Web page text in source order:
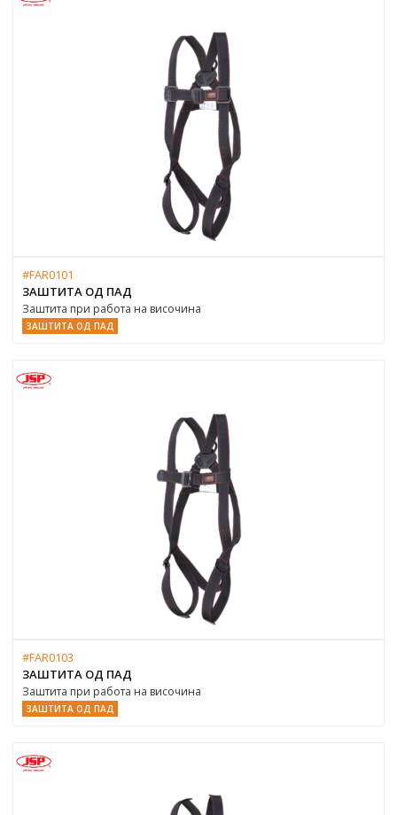
#FAR0101
ЗАШТИТА ОД ПАД
Заштита при работа на височина
ЗАШТИТА ОД ПАД
#FAR0103
ЗАШТИТА ОД ПАД
Заштита при работа на височина
ЗАШТИТА ОД ПАД